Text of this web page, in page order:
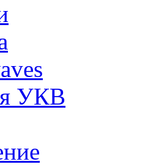
УКВ